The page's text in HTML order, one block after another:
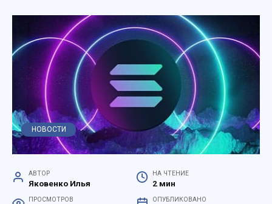
НОВОСТИ
АВТОР
Яковенко Илья
НА ЧТЕНИЕ
2 мин
ПРОСМОТРОВ ОПУБЛИКОВАНО